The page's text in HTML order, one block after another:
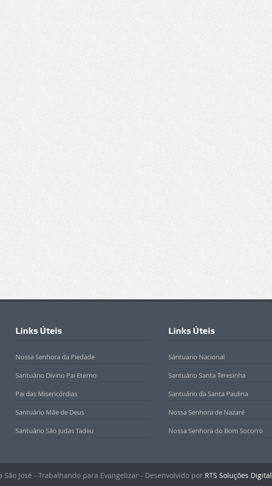
Links Úteis
Nossa Senhora da Piedade
Santuário Divino Pai Eterno
Pai das Misericórdias
Santuário Mãe de Deus
Santuário São Judas Tadeu
Links Úteis
Sántuario Nacional
Santuário Santa Teresinha
Santuário da Santa Paulina
Nossa Senhora de Nazaré
Nossa Senhora do Bom Socorro
José - Trabalhando para Evangelizar - Desenvolvido por RTS Soluções Digital